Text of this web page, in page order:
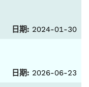
日期: 2024-01-30
日期: 2026-06-23